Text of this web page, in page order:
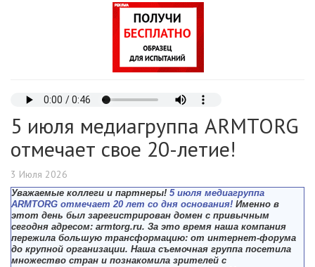
5 июля медиагруппа ARMTORG
отмечает свое 20-летие!
3 Июля 2026
Уважаемые коллеги и партнеры! 5 июля медиагруппа
ARMTORG отмечает 20 лет со дня основания! Именно в
этот день был зарегистрирован домен с привычным
сегодня адресом: armtorg.ru. За это время наша компания
пережила большую трансформацию: от интернет-форума
до крупной организации. Наша съемочная группа посетила
множество стран и познакомила зрителей с